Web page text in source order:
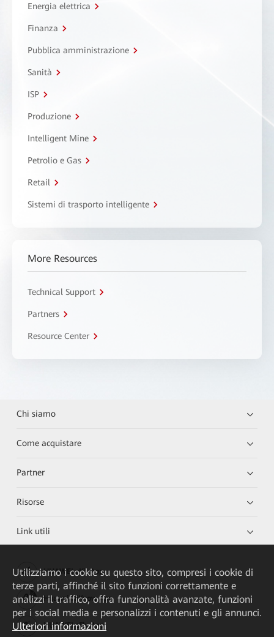
Energia elettrica
Finanza
Pubblica amministrazione
Sanità
ISP
Produzione
Intelligent Mine
Petrolio e Gas
Retail
Sistemi di trasporto intelligente
More Resources
Technical Support
Partners
Resource Center
Chi siamo
Come acquistare
Partner
Risorse
Link utili
HUAWEI eKit App
Huawei HiKnow App
HUAWEI eFly App
Utilizziamo i cookie su questo sito, compresi i cookie di
terze parti, affinché il sito funzioni correttamente e
analizzi il traffico, offra funzionalità avanzate, funzioni
per i social media e personalizzi i contenuti e gli annunci.
Ulteriori informazioni